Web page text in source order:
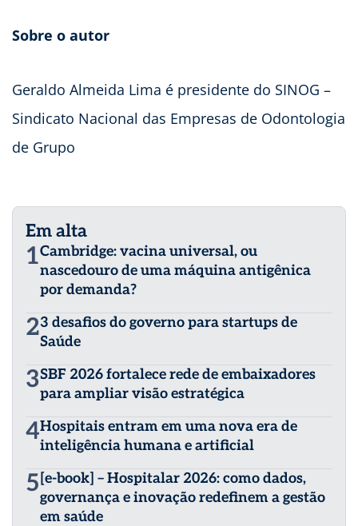
Sobre o autor
Geraldo Almeida Lima é presidente do SINOG –
Sindicato Nacional das Empresas de Odontologia
de Grupo
Em alta
1Cambridge: vacina universal, ou
nascedouro de uma máquina antigênica
por demanda?
23 desafios do governo para startups de
Saúde
3SBF 2026 fortalece rede de embaixadores
para ampliar visão estratégica
4Hospitais entram em uma nova era de
inteligência humana e artificial
5 [e-book] – Hospitalar 2026: como dados,
governança e inovação redefinem a gestão
em saúde